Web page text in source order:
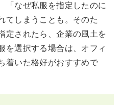
「なぜ私服を指定したのに
てしまうことも。そのた
定されたら、企業の風土を
を選択する場合は、オフィ
着いた格好がおすすめで